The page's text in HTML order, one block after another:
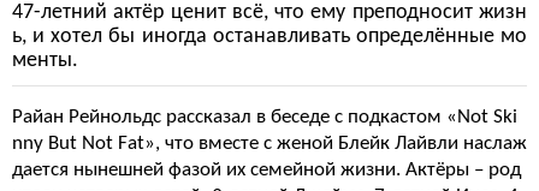
47-летний актёр ценит всё, что ему преподносит жизн
ь, и хотел бы иногда останавливать определённые мо
менты.
Райан Рейнольдс рассказал в беседе с подкастом «Not Ski
nny But Not Fat», что вместе с женой Блейк Лайвли наслаж
дается нынешней фазой их семейной жизни. Актёры – род